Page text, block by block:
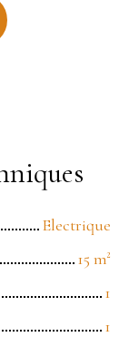
Electrique
15 m²
1
1